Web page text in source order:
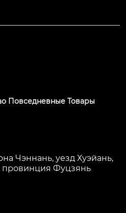
Повседневные Товары
Чэннань, уезд Хуэйань,
провинция Фуцзянь